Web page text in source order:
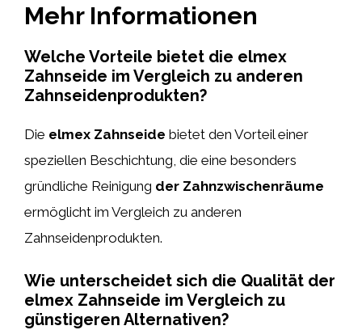
Mehr Informationen
Welche Vorteile bietet die elmex
Zahnseide im Vergleich zu anderen
Zahnseidenprodukten?
Die elmex Zahnseide bietet den Vorteil einer
speziellen Beschichtung, die eine besonders
gründliche Reinigung der Zahnzwischenräume
ermöglicht im Vergleich zu anderen
Zahnseidenprodukten.
Wie unterscheidet sich die Qualität der
elmex Zahnseide im Vergleich zu
günstigeren Alternativen?